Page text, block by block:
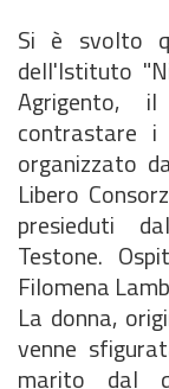
Si è svolto
dell'Istituto
Agrigento,
contrastare i
organizzato
Libero
presieduti
Testone.
Filomena
La donna,
venne
marito dal